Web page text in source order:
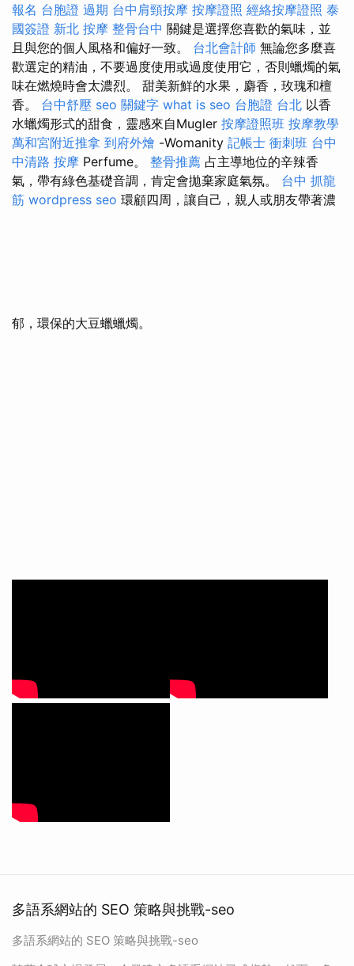
報名 台胞證 過期 台中肩頸按摩 按摩證照 經絡按摩證照 泰
國簽證 新北 按摩 整骨台中 關鍵是選擇您喜歡的氣味，並
且與您的個人風格和偏好一致。 台北會計師 無論您多麼喜
歡選定的精油，不要過度使用或過度使用它，否則蠟燭的氣
味在燃燒時會太濃烈。 甜美新鮮的水果，麝香，玫瑰和檀
香。 台中舒壓 seo 關鍵字 what is seo 台胞證 台北 以香
水蠟燭形式的甜食，靈感來自Mugler 按摩證照班 按摩教學
萬和宮附近推拿 到府外燴 -Womanity 記帳士 衝刺班 台中
中清路 按摩 Perfume。 整骨推薦 占主導地位的辛辣香
氣，帶有綠色基礎音調，肯定會拋棄家庭氣氛。 台中 抓龍
筋 wordpress seo 環顧四周，讓自己，親人或朋友帶著濃
郁，環保的大豆蠟蠟燭。
多語系網站的 SEO 策略與挑戰-seo
多語系網站的 SEO 策略與挑戰-seo